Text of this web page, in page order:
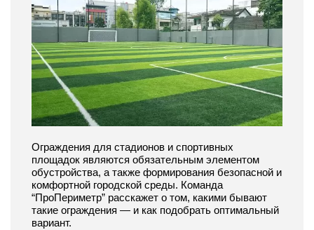
Ограждения для стадионов и спортивных
площадок являются обязательным элементом
обустройства, а также формирования безопасной и
комфортной городской среды. Команда
“ПроПериметр” расскажет о том, какими бывают
такие ограждения — и как подобрать оптимальный
вариант.